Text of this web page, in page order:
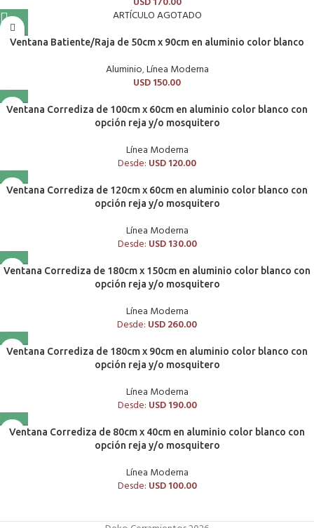
ARTÍCULO AGOTADO
Ventana Batiente/Raja de 50cm x 90cm en aluminio color blanco
Aluminio,Línea Moderna
USD150.00
Ventana Corrediza de 100cm x 60cm en aluminio color blanco con
opción reja y/o mosquitero
Línea Moderna
Desde: USD120.00
Ventana Corrediza de 120cm x 60cm en aluminio color blanco con
opción reja y/o mosquitero
Línea Moderna
Desde: USD130.00
Ventana Corrediza de 180cm x 150cm en aluminio color blanco con
opción reja y/o mosquitero
Línea Moderna
Desde: USD260.00
Ventana Corrediza de 180cm x 90cm en aluminio color blanco con
opción reja y/o mosquitero
Línea Moderna
Desde: USD190.00
Ventana Corrediza de 80cm x 40cm en aluminio color blanco con
opción reja y/o mosquitero
Línea Moderna
Desde: USD100.00